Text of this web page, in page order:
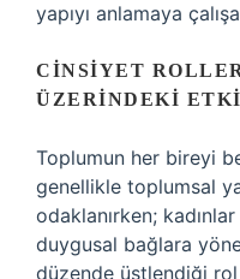
yapıyı anlamaya
CINSIYET
ÜZERINDEKI
Toplumun her bireyi
genellikle toplumsal
odaklanırken;
duygusal bağlara
düzende üstlendiği